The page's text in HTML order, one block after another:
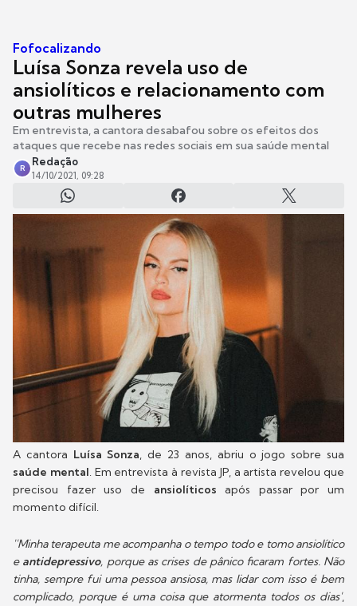
Fofocalizando
Luísa Sonza revela uso de
ansiolíticos e relacionamento com
outras mulheres
Em entrevista, a cantora desabafou sobre os efeitos dos
ataques que recebe nas redes sociais em sua saúde mental
R
Redação
14/10/2021, 09:28
A cantora Luísa Sonza, de 23 anos, abriu o jogo sobre sua
saúde mental. Em entrevista à revista JP, a artista revelou que
precisou fazer uso de ansiolíticos após passar por um
momento difícil.
''Minha terapeuta me acompanha o tempo todo e tomo ansiolítico
e antidepressivo, porque as crises de pânico ficaram fortes. Não
tinha, sempre fui uma pessoa ansiosa, mas lidar com isso é bem
complicado, porque é uma coisa que atormenta todos os dias',